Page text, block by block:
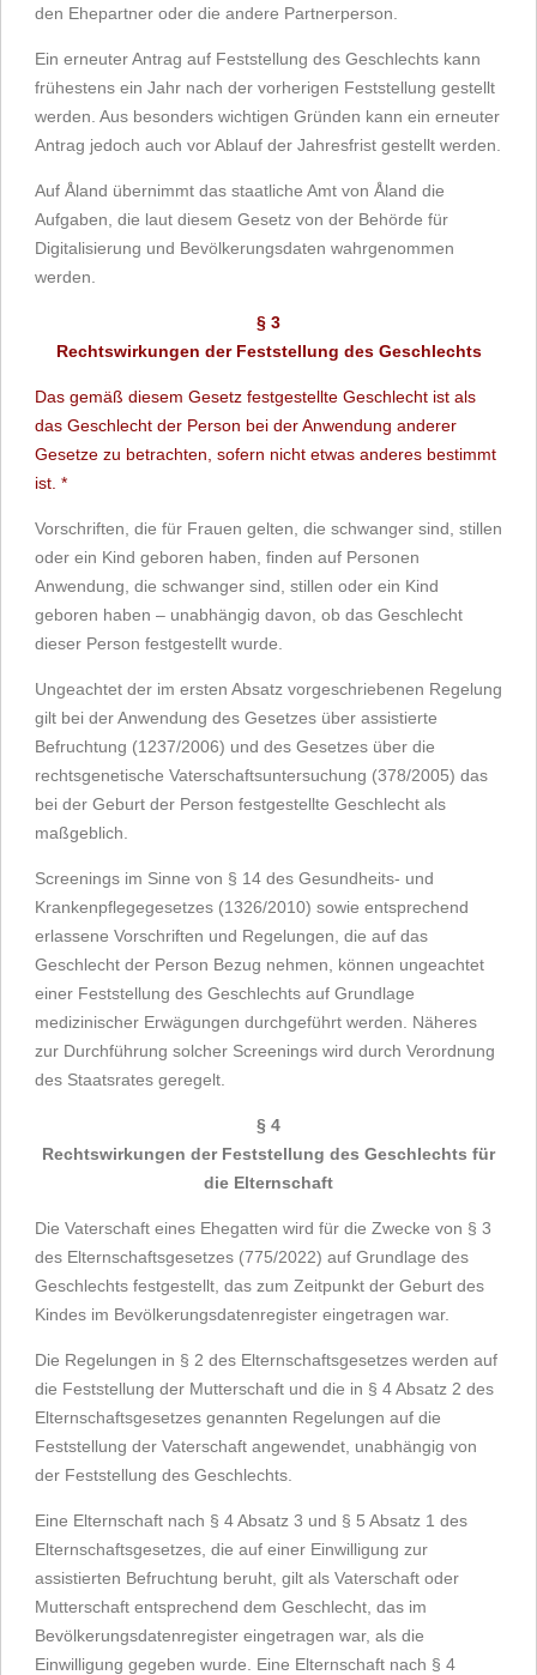
den Ehepartner oder die andere Partnerperson.
Ein erneuter Antrag auf Feststellung des Geschlechts kann
frühestens ein Jahr nach der vorherigen Feststellung gestellt
werden. Aus besonders wichtigen Gründen kann ein erneuter
Antrag jedoch auch vor Ablauf der Jahresfrist gestellt werden.
Auf Åland übernimmt das staatliche Amt von Åland die
Aufgaben, die laut diesem Gesetz von der Behörde für
Digitalisierung und Bevölkerungsdaten wahrgenommen
werden.
§ 3
Rechtswirkungen der Feststellung des Geschlechts
Das gemäß diesem Gesetz festgestellte Geschlecht ist als
das Geschlecht der Person bei der Anwendung anderer
Gesetze zu betrachten, sofern nicht etwas anderes bestimmt
ist. *
Vorschriften, die für Frauen gelten, die schwanger sind, stillen
oder ein Kind geboren haben, finden auf Personen
Anwendung, die schwanger sind, stillen oder ein Kind
geboren haben – unabhängig davon, ob das Geschlecht
dieser Person festgestellt wurde.
Ungeachtet der im ersten Absatz vorgeschriebenen Regelung
gilt bei der Anwendung des Gesetzes über assistierte
Befruchtung (1237/2006) und des Gesetzes über die
rechtsgenetische Vaterschaftsuntersuchung (378/2005) das
bei der Geburt der Person festgestellte Geschlecht als
maßgeblich.
Screenings im Sinne von § 14 des Gesundheits- und
Krankenpflegegesetzes (1326/2010) sowie entsprechend
erlassene Vorschriften und Regelungen, die auf das
Geschlecht der Person Bezug nehmen, können ungeachtet
einer Feststellung des Geschlechts auf Grundlage
medizinischer Erwägungen durchgeführt werden. Näheres
zur Durchführung solcher Screenings wird durch Verordnung
des Staatsrates geregelt.
§ 4
Rechtswirkungen der Feststellung des Geschlechts für
die Elternschaft
Die Vaterschaft eines Ehegatten wird für die Zwecke von § 3
des Elternschaftsgesetzes (775/2022) auf Grundlage des
Geschlechts festgestellt, das zum Zeitpunkt der Geburt des
Kindes im Bevölkerungsdatenregister eingetragen war.
Die Regelungen in § 2 des Elternschaftsgesetzes werden auf
die Feststellung der Mutterschaft und die in § 4 Absatz 2 des
Elternschaftsgesetzes genannten Regelungen auf die
Feststellung der Vaterschaft angewendet, unabhängig von
der Feststellung des Geschlechts.
Eine Elternschaft nach § 4 Absatz 3 und § 5 Absatz 1 des
Elternschaftsgesetzes, die auf einer Einwilligung zur
assistierten Befruchtung beruht, gilt als Vaterschaft oder
Mutterschaft entsprechend dem Geschlecht, das im
Bevölkerungsdatenregister eingetragen war, als die
Einwilligung gegeben wurde. Eine Elternschaft nach § 4